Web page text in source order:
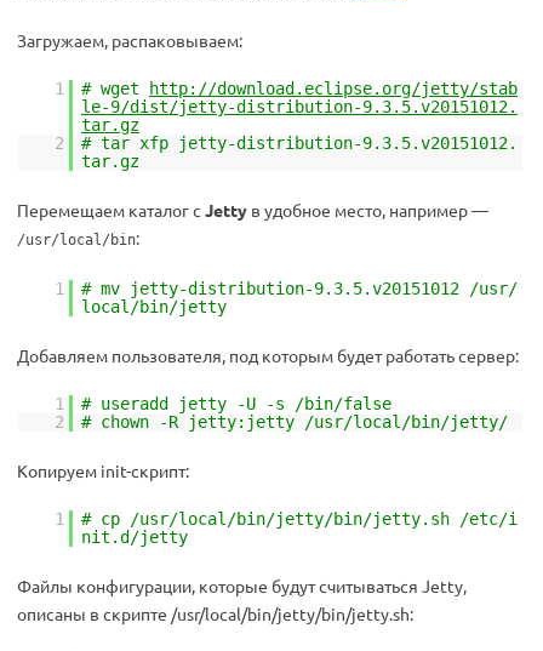
Загружаем, распаковываем:
1 # wget
http://download.eclipse.org/jetty/stab
le-9/dist/jetty-distribution-9.3.5.v20151012.
tar.gz
2
# tar xfp jetty-distribution-9.3.5.v20151012.
tar.gz
Перемещаем каталог с Jetty в удобное место, например —
/usr/local/bin:
1
# mv jetty-distribution-9.3.5.v20151012 /usr/
local/bin/jetty
Добавляем пользователя, под которым будет работать сервер:
1
# useradd jetty -U -s /bin/false
2
# chown -R jetty:jetty /usr/local/bin/jetty/
Копируем init-скрипт:
1
# cp /usr/local/bin/jetty/bin/jetty.sh /etc/i
nit.d/jetty
Файлы конфигурации, которые будут считываться Jetty,
описаны в скрипте /usr/local/bin/jetty/bin/jetty.sh: